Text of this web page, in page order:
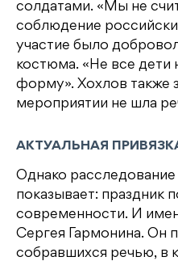
солдатами. «Мы не
соблюдение
участие было
костюма. «Не все дети
форму». Хохлов также
мероприятии не шла
АКТУАЛЬНАЯ
Однако расследование
показывает: праздник
современности. И
Сергея Гармонина. Он
собравшихся речью, в